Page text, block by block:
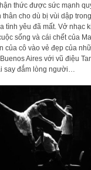
thức được sức mạnh
thân cho dù bị vùi dập
tình yêu đã mất. Vở nhạc
sống và cái chết của
của cô vào vẻ đẹp của
Aires với vũ điệu
say đắm lòng người…